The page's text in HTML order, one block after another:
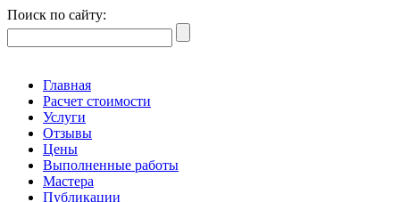
Поиск по сайту:
Главная
Расчет стоимости
Услуги
Отзывы
Цены
Выполненные работы
Мастера
Публикации